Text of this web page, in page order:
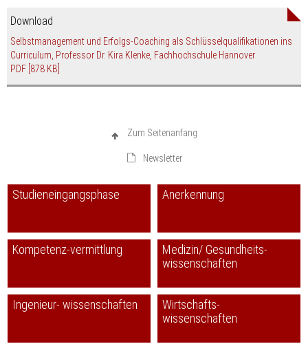
Download
Selbstmanagement und Erfolgs-Coaching als Schlüsselqualifikationen ins
Curriculum, Professor Dr. Kira Klenke, Fachhochschule Hannover
PDF [878 KB]
Zum Seitenanfang
Newsletter
Studieneingangsphase Anerkennung
Kompetenz-vermittlung
Medizin/ Gesundheits-
wissenschaften
Ingenieur- wissenschaften
Wirtschafts-
wissenschaften